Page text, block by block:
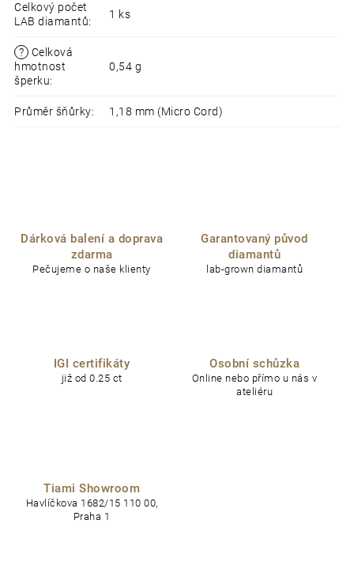
Celkový počet
LAB diamantů:
1 ks
?
Celková
hmotnost
šperku:
0,54 g
Průměr šňůrky: 1,18 mm (Micro Cord)
Dárková balení a doprava
zdarma
Pečujeme o naše klienty
Garantovaný původ
diamantů
lab-grown diamantů
IGI certifikáty
již od 0.25 ct
Osobní schůzka
Online nebo přímo u nás v
ateliéru
Tiami Showroom
Havlíčkova 1682/15 110 00,
Praha 1